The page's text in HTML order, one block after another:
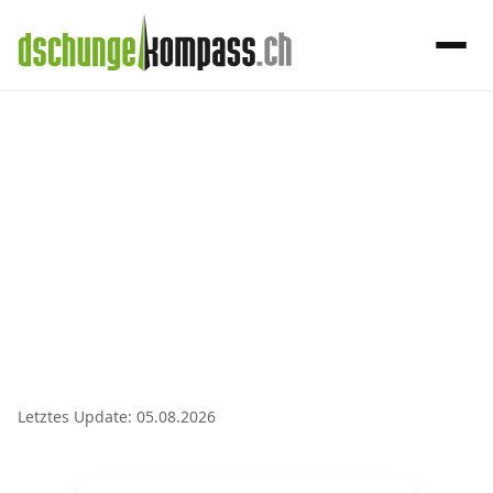
Alle Prepaids auf einem Blick
Letztes Update: 05.08.2026